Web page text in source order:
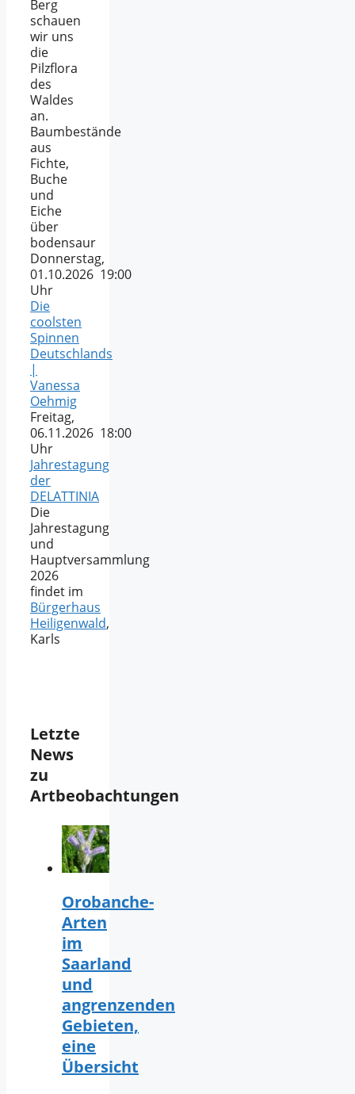
Berg
schauen
wir uns
die
Pilzflora
des
Waldes
an.
Baumbestände
aus
Fichte,
Buche
und
Eiche
über
bodensaur
Donnerstag,
01.10.2026 19:00
Uhr
Die
coolsten
Spinnen
Deutschlands
|
Vanessa
Oehmig
Freitag,
06.11.2026 18:00
Uhr
Jahrestagung
der
DELATTINIA
Die
Jahrestagung
und
Hauptversammlung
2026
findet im
Bürgerhaus
Heiligenwald,
Karls
Letzte
News
zu
Artbeobachtungen
Orobanche-
Arten
im
Saarland
und
angrenzenden
Gebieten,
eine
Übersicht